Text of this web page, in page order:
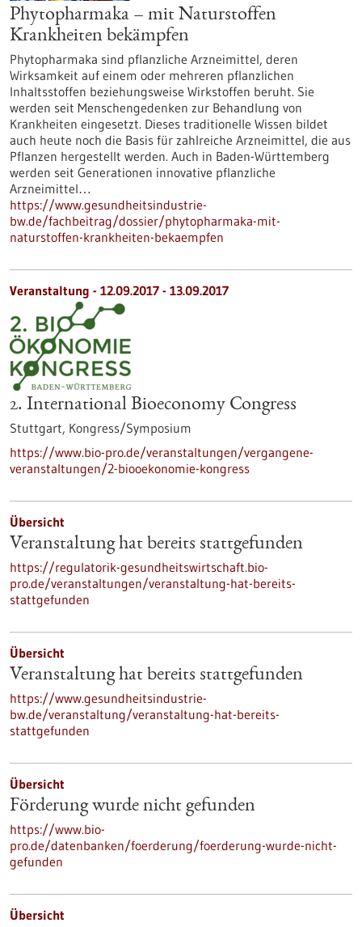
Phytopharmaka – mit Naturstoffen
Krankheiten bekämpfen
Phytopharmaka sind pflanzliche Arzneimittel, deren
Wirksamkeit auf einem oder mehreren pflanzlichen
Inhaltsstoffen beziehungsweise Wirkstoffen beruht. Sie
werden seit Menschengedenken zur Behandlung von
Krankheiten eingesetzt. Dieses traditionelle Wissen bildet
auch heute noch die Basis für zahlreiche Arzneimittel, die aus
Pflanzen hergestellt werden. Auch in Baden-Württemberg
werden seit Generationen innovative pflanzliche
Arzneimittel…
https://www.gesundheitsindustrie-
bw.de/fachbeitrag/dossier/phytopharmaka-mit-
naturstoffen-krankheiten-bekaempfen
Veranstaltung - 12.09.2017 - 13.09.2017
2. International Bioeconomy Congress
Stuttgart, Kongress/Symposium
https://www.bio-pro.de/veranstaltungen/vergangene-
veranstaltungen/2-biooekonomie-kongress
Übersicht
Veranstaltung hat bereits stattgefunden
https://regulatorik-gesundheitswirtschaft.bio-
pro.de/veranstaltungen/veranstaltung-hat-bereits-
stattgefunden
Übersicht
Veranstaltung hat bereits stattgefunden
https://www.gesundheitsindustrie-
bw.de/veranstaltung/veranstaltung-hat-bereits-
stattgefunden
Übersicht
Förderung wurde nicht gefunden
https://www.bio-
pro.de/datenbanken/foerderung/foerderung-wurde-nicht-
gefunden
Übersicht